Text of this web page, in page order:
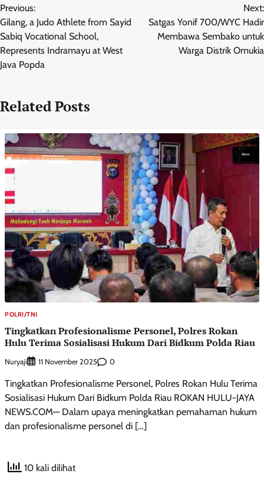
pos
Previous:
Gilang, a Judo Athlete from Sayid
Sabiq Vocational School,
Represents Indramayu at West
Java Popda
Next:
Satgas Yonif 700/WYC Hadir
Membawa Sembako untuk
Warga Distrik Omukia
Related Posts
POLRI/TNI
Tingkatkan Profesionalisme Personel, Polres Rokan
Hulu Terima Sosialisasi Hukum Dari Bidkum Polda Riau
Nuryaji 11 November 2025 0
Tingkatkan Profesionalisme Personel, Polres Rokan Hulu Terima
Sosialisasi Hukum Dari Bidkum Polda Riau ROKAN HULU-JAYA
NEWS.COM— Dalam upaya meningkatkan pemahaman hukum
dan profesionalisme personel di […]
10 kali dilihat